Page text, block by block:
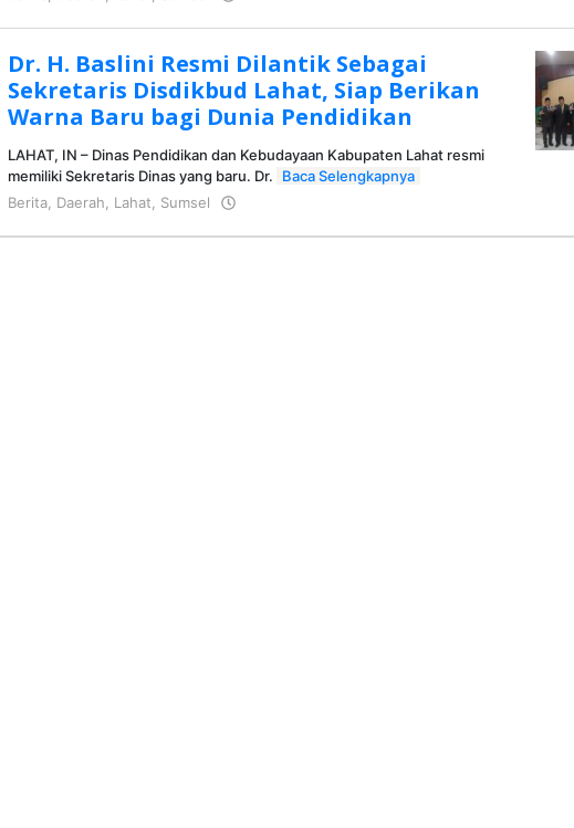
Dr. H. Baslini Resmi Dilantik Sebagai
Sekretaris Disdikbud Lahat, Siap Berikan
Warna Baru bagi Dunia Pendidikan
LAHAT, IN – Dinas Pendidikan dan Kebudayaan Kabupaten Lahat resmi
memiliki Sekretaris Dinas yang baru. Dr.
Baca Selengkapnya
Berita, Daerah, Lahat, Sumsel